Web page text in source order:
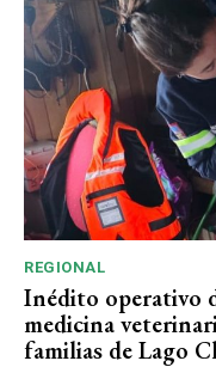
REGIONAL
Inédito operativo
medicina
familias de Lago